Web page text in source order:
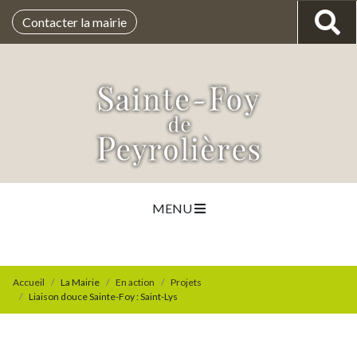
Contacter la mairie
MENU
Accueil La Mairie En action
Projets
Liaison douce Sainte-Foy : Saint-Lys